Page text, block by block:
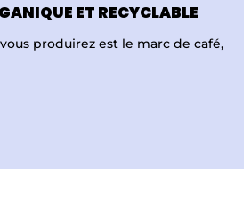
ET RECYCLABLE
produirez est le marc de café,